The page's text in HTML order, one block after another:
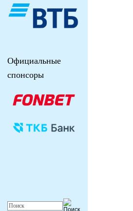
Официальные
спонсоры